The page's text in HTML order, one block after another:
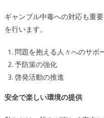
ギャンブル中毒への対応も重
を行います。
問題を抱える人々へのサポ
予防策の強化
啓発活動の推進
安全で楽しい環境の提供